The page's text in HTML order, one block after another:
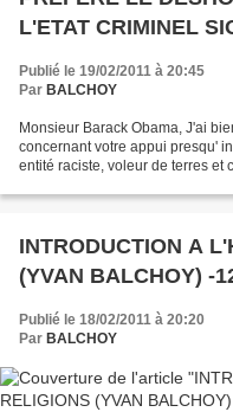
L'ETAT CRIMINEL
JUSTICE.
Publié le 19/02/2011 à 20:45
Par BALCHOY
Monsieur Barack Obama, J'ai
concernant votre appui presqu'
entité raciste, voleur de terres et
INTRODUCTION A
(YVAN BALCHOY) -
Publié le 18/02/2011 à 20:20
Par BALCHOY